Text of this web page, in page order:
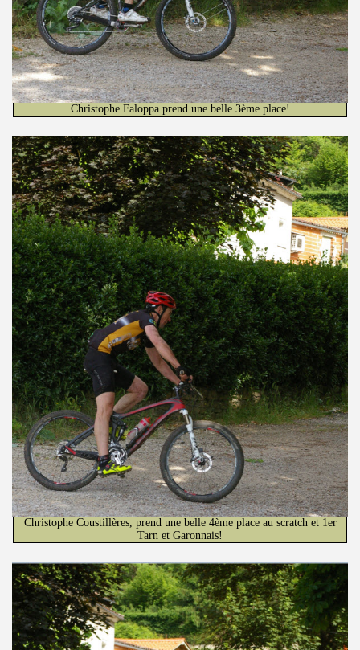
Christophe Faloppa prend une belle 3ème place!
Christophe Coustillères, prend une belle 4ème place au scratch et 1er
Tarn et Garonnais!